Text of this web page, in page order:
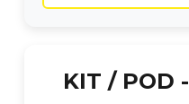
KIT / POD -